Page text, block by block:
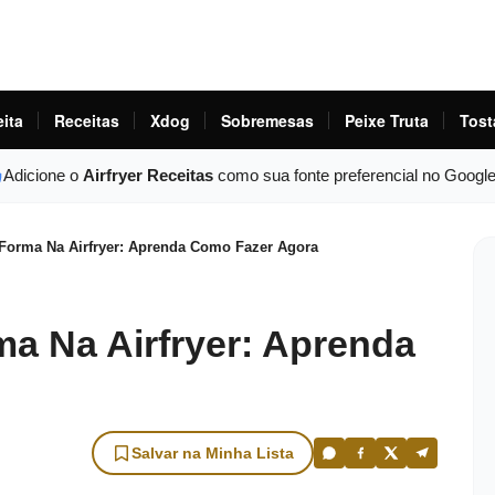
Receitas Xdog Sobremesas Peixe Truta
Adicione o Airfryer Receitas como sua fonte preferencial no Google
Na Airfryer: Aprenda Como Fazer Agora
Na Airfryer: Aprenda
Salvar na Minha Lista